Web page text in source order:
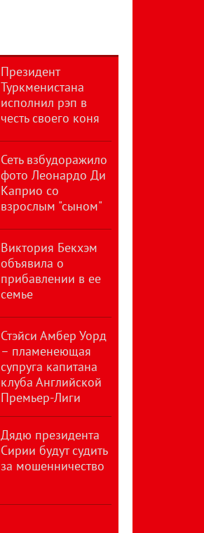
Президент
Туркменистана
исполнил рэп в
честь своего коня
Сеть взбудоражило
фото Леонардо Ди
Каприо со
взрослым "сыном"
Виктория Бекхэм
объявила о
прибавлении в ее
семье
Стэйси Амбер Уорд
– пламенеющая
супруга капитана
клуба Английской
Премьер-Лиги
Дядю президента
Сирии будут судить
за мошенничество